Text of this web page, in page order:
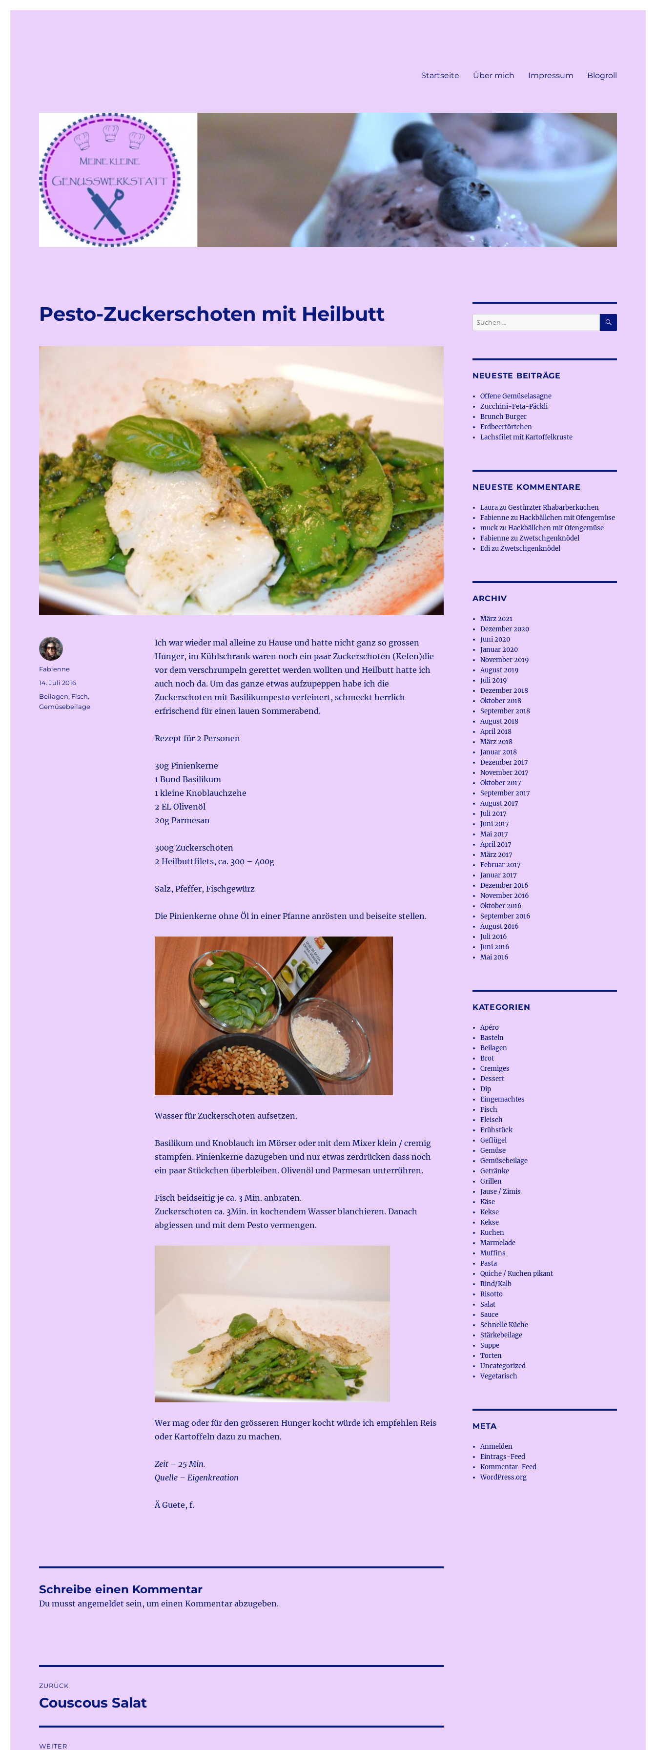
Startseite Über mich Impressum Blogroll
Pesto-Zuckerschoten mit Heilbutt
Ich war wieder mal alleine zu Hause und hatte nicht ganz so grossen
Hunger, im Kühlschrank waren noch ein paar Zuckerschoten (Kefen)die
vor dem verschrumpeln gerettet werden wollten und Heilbutt hatte ich
auch noch da. Um das ganze etwas aufzupeppen habe ich die
Zuckerschoten mit Basilikumpesto verfeinert, schmeckt herrlich
erfrischend für einen lauen Sommerabend.
Rezept für 2 Personen
30g Pinienkerne
1 Bund Basilikum
1 kleine Knoblauchzehe
2 EL Olivenöl
20g Parmesan
300g Zuckerschoten
2 Heilbuttfilets, ca. 300 – 400g
Salz, Pfeffer, Fischgewürz
Die Pinienkerne ohne Öl in einer Pfanne anrösten und beiseite stellen.
Wasser für Zuckerschoten aufsetzen.
Basilikum und Knoblauch im Mörser oder mit dem Mixer klein / cremig
stampfen. Pinienkerne dazugeben und nur etwas zerdrücken dass noch
ein paar Stückchen überbleiben. Olivenöl und Parmesan unterrühren.
Fisch beidseitig je ca. 3 Min. anbraten.
Zuckerschoten ca. 3Min. in kochendem Wasser blanchieren. Danach
abgiessen und mit dem Pesto vermengen.
Wer mag oder für den grösseren Hunger kocht würde ich empfehlen Reis
oder Kartoffeln dazu zu machen.
Zeit – 25 Min.
Quelle – Eigenkreation
Ä Guete, f.
Autor
Fabienne
Veröffentlicht
am
14. Juli 2016
Kategorien
Beilagen, Fisch,
Gemüsebeilage
Schreibe einen Kommentar
Du musstangemeldet sein, um einen Kommentar abzugeben.
ZURÜCK
Vorheriger
Couscous Salat
WEITER
Suchen
nach:
SUCHEN
NEUESTE BEITRÄGE
Offene Gemüselasagne
Zucchini-Feta-Päckli
Brunch Burger
Erdbeertörtchen
Lachsfilet mit Kartoffelkruste
NEUESTE KOMMENTARE
LaurazuGestürzter Rhabarberkuchen
FabiennezuHackbällchen mit Ofengemüse
muckzuHackbällchen mit Ofengemüse
FabiennezuZwetschgenknödel
EdizuZwetschgenknödel
ARCHIV
März 2021
Dezember 2020
Juni 2020
Januar 2020
November 2019
August 2019
Juli 2019
Dezember 2018
Oktober 2018
September 2018
August 2018
April 2018
März 2018
Januar 2018
Dezember 2017
November 2017
Oktober 2017
September 2017
August 2017
Juli 2017
Juni 2017
Mai 2017
April 2017
März 2017
Februar 2017
Januar 2017
Dezember 2016
November 2016
Oktober 2016
September 2016
August 2016
Juli 2016
Juni 2016
Mai 2016
KATEGORIEN
Apéro
Basteln
Beilagen
Brot
Cremiges
Dessert
Dip
Eingemachtes
Fisch
Fleisch
Frühstück
Geflügel
Gemüse
Gemüsebeilage
Getränke
Grillen
Jause / Zimis
Käse
Kekse
Kekse
Kuchen
Marmelade
Muffins
Pasta
Quiche / Kuchen pikant
Rind/Kalb
Risotto
Salat
Sauce
Schnelle Küche
Stärkebeilage
Suppe
Torten
Uncategorized
Vegetarisch
META
Anmelden
Eintrags-Feed
Kommentar-Feed
WordPress.org